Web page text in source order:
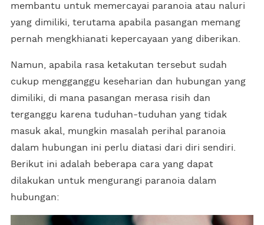
membantu untuk memercayai paranoia atau naluri
yang dimiliki, terutama apabila pasangan memang
pernah mengkhianati kepercayaan yang diberikan.
Namun, apabila rasa ketakutan tersebut sudah
cukup mengganggu keseharian dan hubungan yang
dimiliki, di mana pasangan merasa risih dan
terganggu karena tuduhan-tuduhan yang tidak
masuk akal, mungkin masalah perihal paranoia
dalam hubungan ini perlu diatasi dari diri sendiri.
Berikut ini adalah beberapa cara yang dapat
dilakukan untuk mengurangi paranoia dalam
hubungan: